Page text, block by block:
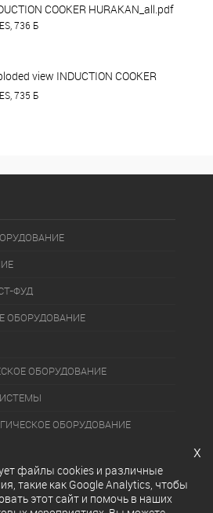
COOKER HURAKAN_all.pdf
736 Б
view INDUCTION COOKER
HKN-ICF70D2V.pdf
735 Б
ФУД
ОБОРУДОВАНИЕ
ОБОРУДОВАНИЕ
ОБОРУДОВАНИЕ
ГОТОВЫХ БЛЮД
x
файлы cookies и различные
такие как Google Analytics, чтобы
этот сайт и помочь в наших